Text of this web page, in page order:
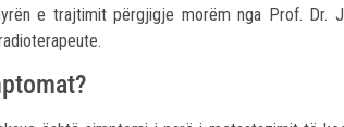
e trajtimit përgjigje morëm nga Prof. Dr.